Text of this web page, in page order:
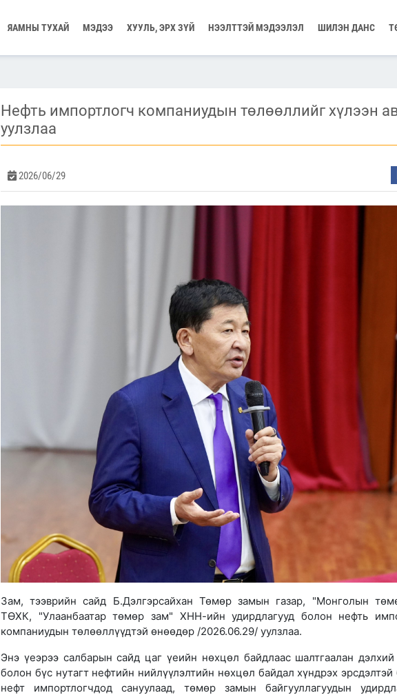
ЯАМНЫ ТУХАЙ МЭДЭЭ ХУУЛЬ, ЭРХ ЗҮЙ НЭЭЛТТЭЙ МЭДЭЭЛЭЛ ШИЛЭН ДАНС
Нефть импортлогч компаниудын төлөөллийг хүлээн
уулзлаа
2026/06/29
Зам, тээврийн сайд Б.Дэлгэрсайхан Төмөр замын газар, "Монголын
ТӨХК, "Улаанбаатар төмөр зам" ХНН-ийн удирдлагууд болон нефть
компаниудын төлөөллүүдтэй өнөөдөр /2026.06.29/ уулзлаа.
Энэ үеэрээ салбарын сайд цаг үеийн нөхцөл байдлаас шалтгаалан
болон бүс нутагт нефтийн нийлүүлэлтийн нөхцөл байдал хүндрэх эрсдэлтэй
нефт импортлогчдод сануулаад, төмөр замын байгууллагуудын